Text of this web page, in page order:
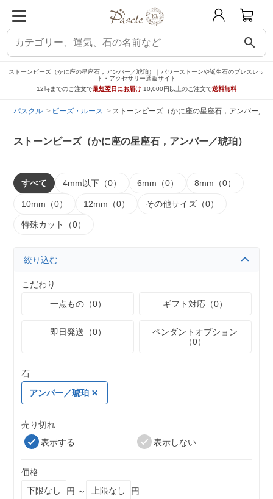
search
ストーンビーズ（かに座の星座石，アンバー／琥珀）｜パワーストーンや誕生石のブレスレッ
ト・アクセサリー通販サイト
12時までのご注文で最短翌日にお届け 10,000円以上のご注文で送料無料
パスクル ビーズ・ルース ストーンビーズ（かに座の星座石，アンバー／
ストーンビーズ（かに座の星座石，アンバー／琥珀）
すべて 4mm以下（0） 6mm（0） 8mm（0）
10mm（0） 12mm（0） その他サイズ（0）
特殊カット（0）
絞り込む
こだわり
一点もの（0）
ギフト対応（0）
即日発送（0）
ペンダントオプション
（0）
石
アンバー／琥珀
売り切れ
表示する
表示しない
価格
円 ～
円